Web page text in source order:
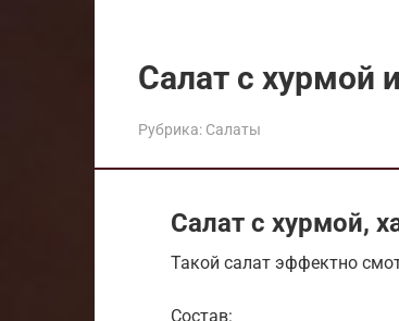
Салат с хурмой
Рубрика: Салаты
Салат с хурмой,
Такой салат эффектно
Состав: